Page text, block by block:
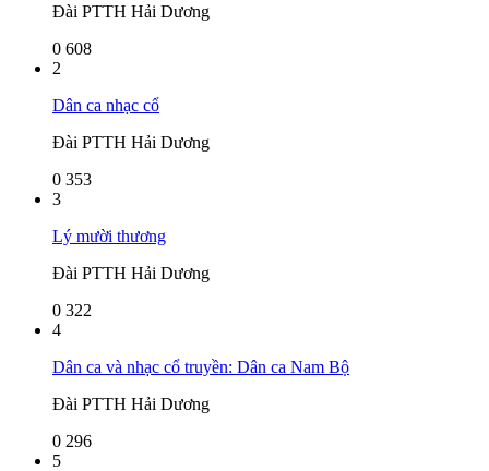
Đài PTTH Hải Dương
0 608
2
Dân ca nhạc cổ
Đài PTTH Hải Dương
0 353
3
Lý mười thương
Đài PTTH Hải Dương
0 322
4
Dân ca và nhạc cổ truyền: Dân ca Nam Bộ
Đài PTTH Hải Dương
0 296
5